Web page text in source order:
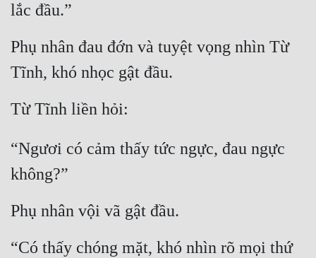
lắc đầu.”
Phụ nhân đau đớn và tuyệt vọng nhìn Từ
Tĩnh, khó nhọc gật đầu.
Từ Tĩnh liền hỏi:
“Ngươi có cảm thấy tức ngực, đau ngực
không?”
Phụ nhân vội vã gật đầu.
“Có thấy chóng mặt, khó nhìn rõ mọi thứ